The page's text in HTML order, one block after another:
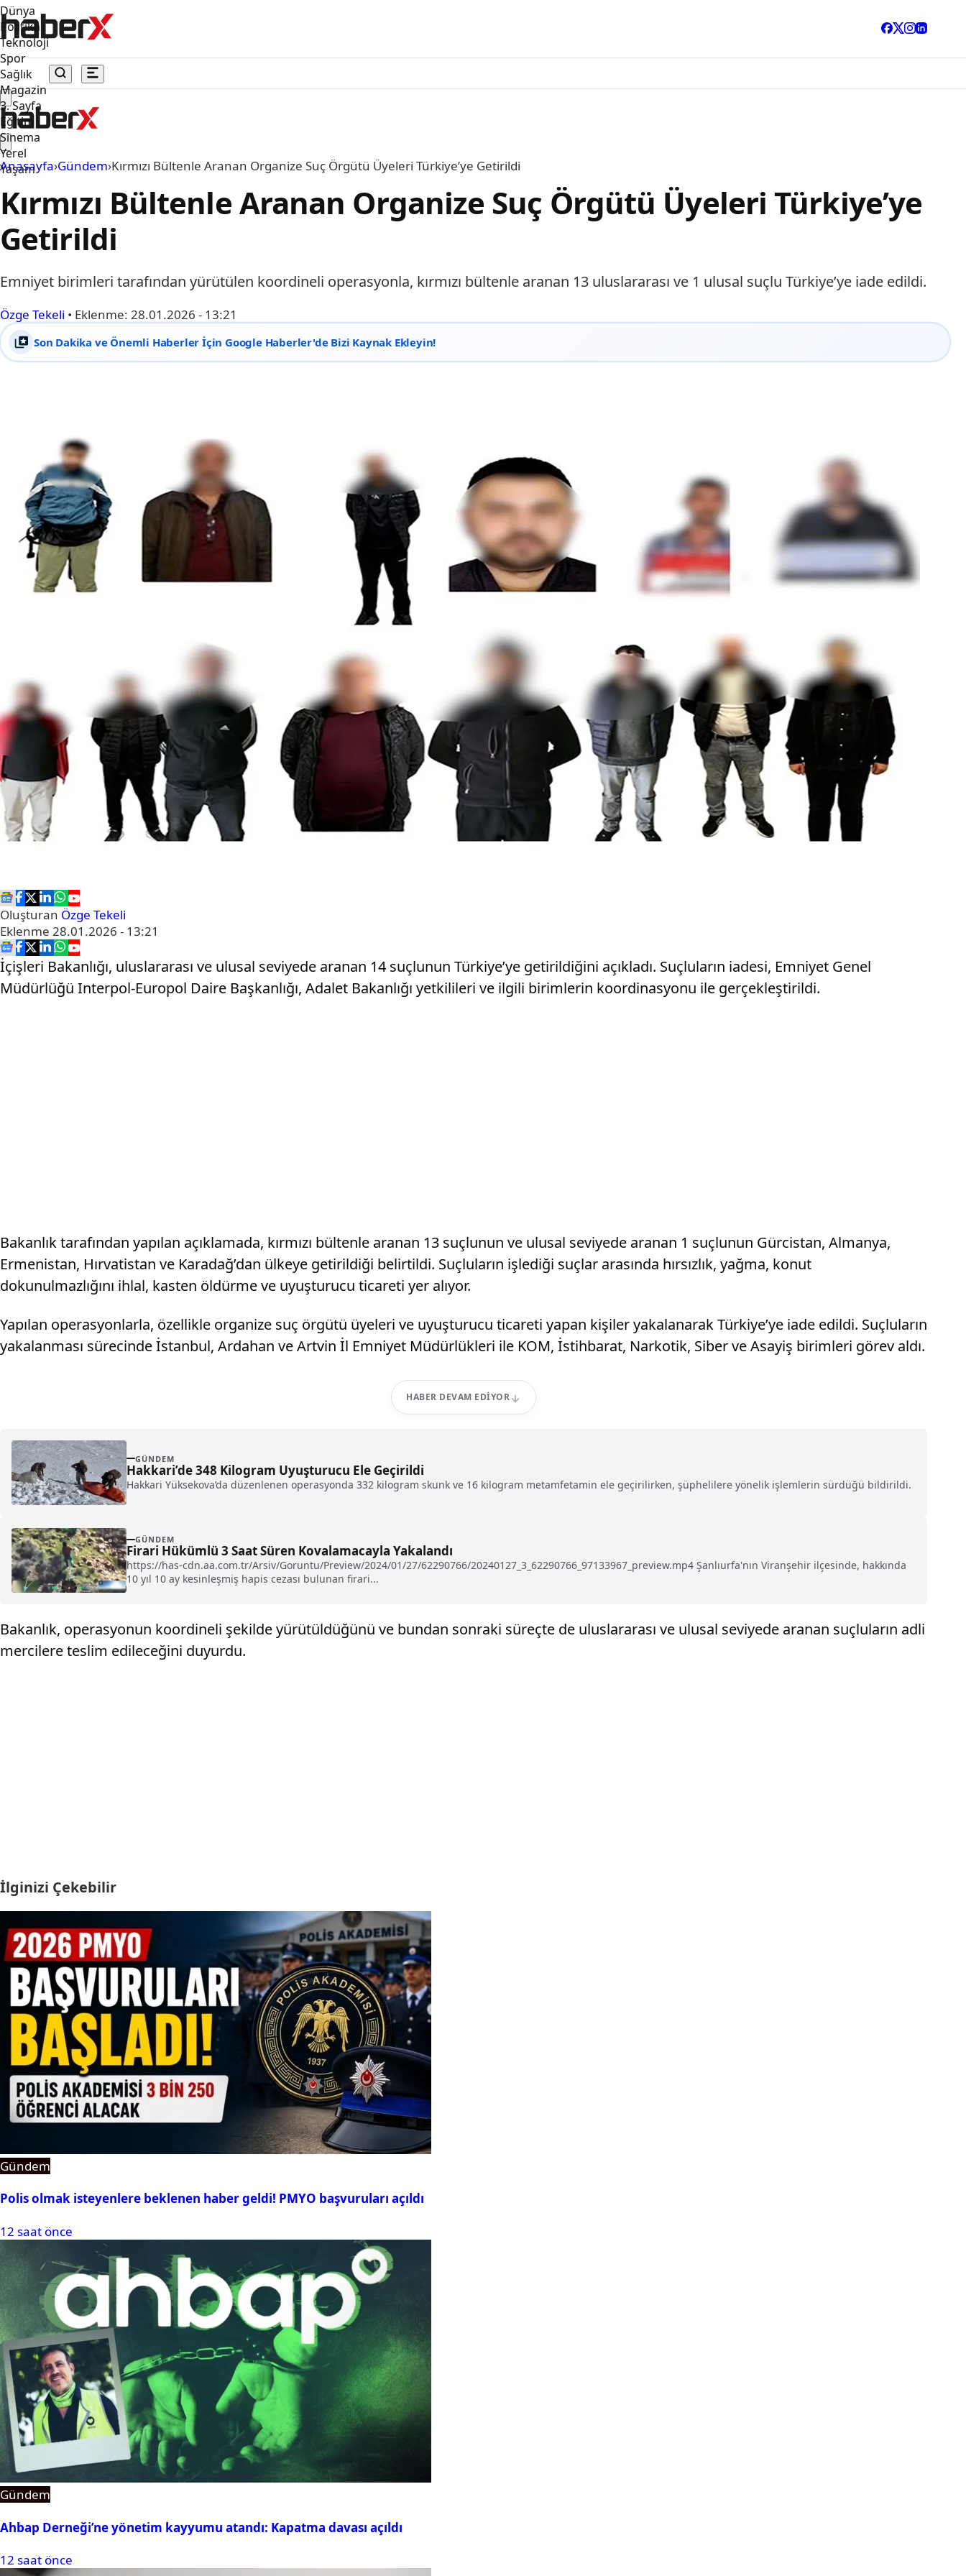
Dünya
Politika
Teknoloji
Spor
Sağlık
Magazin
3. Sayfa
Eğitim
Sinema
Yerel
Yaşam
Anasayfa›Gündem›Kırmızı Bültenle Aranan Organize Suç Örgütü Üyeleri Türkiye’ye Getirildi
Kırmızı Bültenle Aranan Organize Suç Örgütü Üyeleri Türkiye’ye
Getirildi
Emniyet birimleri tarafından yürütülen koordineli operasyonla, kırmızı bültenle aranan 13 uluslararası ve 1 ulusal suçlu Türkiye’ye iade edildi.
Özge Tekeli • Eklenme: 28.01.2026 - 13:21
Son Dakika ve Önemli Haberler İçin Google Haberler'de Bizi Kaynak Ekleyin!
Oluşturan Özge Tekeli
Eklenme 28.01.2026 - 13:21
İçişleri Bakanlığı, uluslararası ve ulusal seviyede aranan 14 suçlunun Türkiye’ye getirildiğini açıkladı. Suçluların iadesi, Emniyet Genel
Müdürlüğü Interpol-Europol Daire Başkanlığı, Adalet Bakanlığı yetkilileri ve ilgili birimlerin koordinasyonu ile gerçekleştirildi.
Bakanlık tarafından yapılan açıklamada, kırmızı bültenle aranan 13 suçlunun ve ulusal seviyede aranan 1 suçlunun Gürcistan, Almanya,
Ermenistan, Hırvatistan ve Karadağ’dan ülkeye getirildiği belirtildi. Suçluların işlediği suçlar arasında hırsızlık, yağma, konut
dokunulmazlığını ihlal, kasten öldürme ve uyuşturucu ticareti yer alıyor.
Yapılan operasyonlarla, özellikle organize suç örgütü üyeleri ve uyuşturucu ticareti yapan kişiler yakalanarak Türkiye’ye iade edildi. Suçluların
yakalanması sürecinde İstanbul, Ardahan ve Artvin İl Emniyet Müdürlükleri ile KOM, İstihbarat, Narkotik, Siber ve Asayiş birimleri görev aldı.
HABER DEVAM EDIYOR
GÜNDEM
Hakkari’de 348 Kilogram Uyuşturucu Ele Geçirildi
Hakkari Yüksekova’da düzenlenen operasyonda 332 kilogram skunk ve 16 kilogram metamfetamin ele geçirilirken, şüphelilere yönelik işlemlerin sürdüğü bildirildi.
GÜNDEM
Firari Hükümlü 3 Saat Süren Kovalamacayla Yakalandı
https://has-cdn.aa.com.tr/Arsiv/Goruntu/Preview/2024/01/27/62290766/20240127_3_62290766_97133967_preview.mp4 Şanlıurfa'nın Viranşehir ilçesinde, hakkında
10 yıl 10 ay kesinleşmiş hapis cezası bulunan firari...
Bakanlık, operasyonun koordineli şekilde yürütüldüğünü ve bundan sonraki süreçte de uluslararası ve ulusal seviyede aranan suçluların adli
mercilere teslim edileceğini duyurdu.
İlginizi Çekebilir
Gündem
Polis olmak isteyenlere beklenen haber geldi! PMYO başvuruları açıldı
12 saat önce
Gündem
Ahbap Derneği’ne yönetim kayyumu atandı: Kapatma davası açıldı
12 saat önce